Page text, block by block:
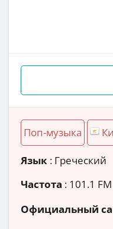
Поп-музыка
Язык : Греческий
Частота : 101.1 FM
Официальный